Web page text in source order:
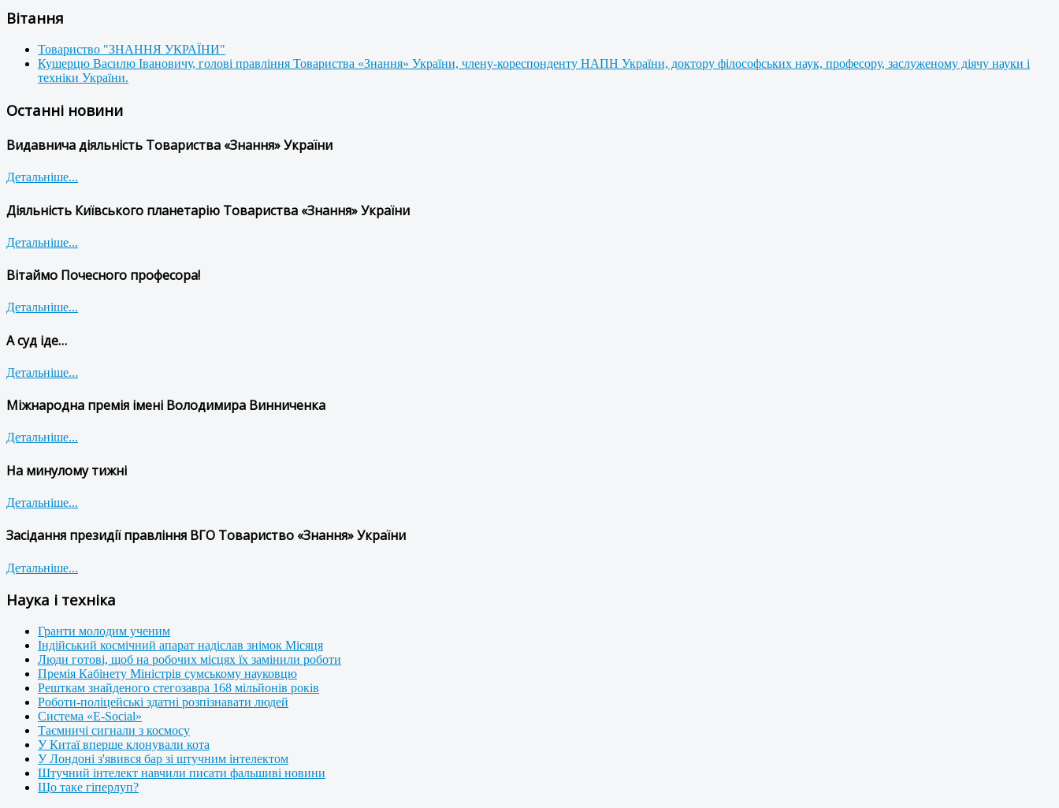
Вітання
Товариство "ЗНАННЯ УКРАЇНИ"
Кушерцю Василю Івановичу, голові правління Товариства «Знання» України, члену-кореспонденту НАПН України, доктору філософських наук, професору, заслуженому діячу науки і
техніки України.
Останні новини
Видавнича діяльність Товариства «Знання» України
Детальніше...
Діяльність Київського планетарію Товариства «Знання» України
Детальніше...
Вітаймо Почесного професора!
Детальніше...
А суд іде…
Детальніше...
Міжнародна премія імені Володимира Винниченка
Детальніше...
На минулому тижні
Детальніше...
Засідання президії правління ВГО Товариство «Знання» України
Детальніше...
Наука і техніка
Гранти молодим ученим
Індійський космічний апарат надіслав знімок Місяця
Люди готові, щоб на робочих місцях їх замінили роботи
Премія Кабінету Міністрів сумському науковцю
Решткам знайденого стегозавра 168 мільйонів років
Роботи-поліцейські здатні розпізнавати людей
Система «E-Social»
Таємничі сигнали з космосу
У Китаї вперше клонували кота
У Лондоні з'явився бар зі штучним інтелектом
Штучний інтелект навчили писати фальшиві новини
Що таке гіперлуп?